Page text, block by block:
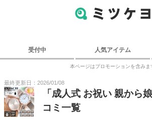
受付中 人気アイテム
本ページはプロモーションを含みま
最終更新日：2026/01/08
「 成人式 お祝い 親から娘
コミ一覧